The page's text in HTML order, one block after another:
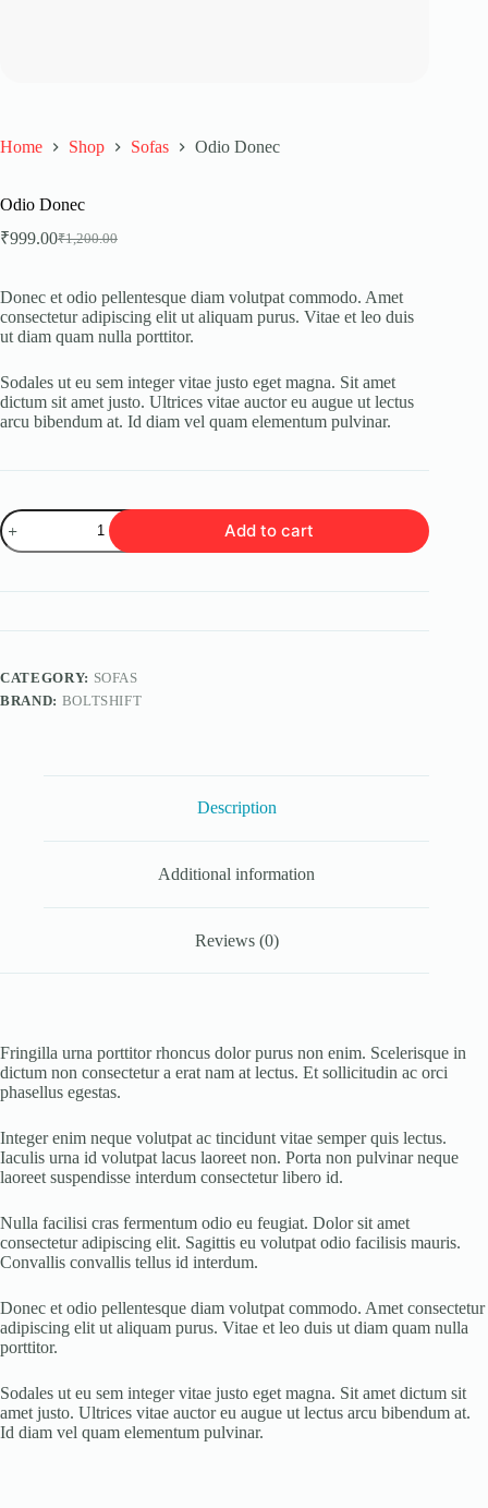
Home Shop Sofas Odio Donec
Odio Donec
₹1,200.00
Original
₹1,200.00.
₹999.00Current
₹999.00.
Donec et odio pellentesque diam volutpat commodo. Amet
consectetur adipiscing elit ut aliquam purus. Vitae et leo duis
ut diam quam nulla porttitor.
Sodales ut eu sem integer vitae justo eget magna. Sit amet
dictum sit amet justo. Ultrices vitae auctor eu augue ut lectus
arcu bibendum at. Id diam vel quam elementum pulvinar.
Odio
Donec
quantity
Add to cart
CATEGORY: SOFAS
BRAND: BOLTSHIFT
Description
Additional information
Reviews (0)
Fringilla urna porttitor rhoncus dolor purus non enim. Scelerisque in
dictum non consectetur a erat nam at lectus. Et sollicitudin ac orci
phasellus egestas.
Integer enim neque volutpat ac tincidunt vitae semper quis lectus.
Iaculis urna id volutpat lacus laoreet non. Porta non pulvinar neque
laoreet suspendisse interdum consectetur libero id.
Nulla facilisi cras fermentum odio eu feugiat. Dolor sit amet
consectetur adipiscing elit. Sagittis eu volutpat odio facilisis mauris.
Convallis convallis tellus id interdum.
Donec et odio pellentesque diam volutpat commodo. Amet consectetur
adipiscing elit ut aliquam purus. Vitae et leo duis ut diam quam nulla
porttitor.
Sodales ut eu sem integer vitae justo eget magna. Sit amet dictum sit
amet justo. Ultrices vitae auctor eu augue ut lectus arcu bibendum at.
Id diam vel quam elementum pulvinar.